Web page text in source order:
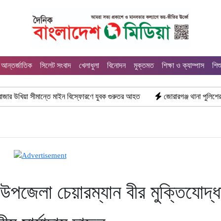
আন্তর্জাতিক সিলেট সংবাদ খেলাধুলা বিনোদন মুক্তমত শিক্ষা ও ক্যাম্পাস
মাইন বিস্ফোরণে যুবক গুরুতর আহত জোরারগঞ্জ থানা পুলিশের বিশেষ
চেয়ারম্যান বীর